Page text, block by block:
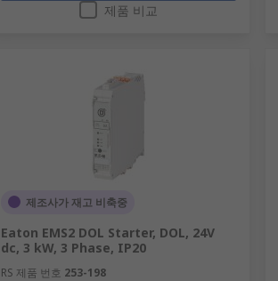
제품 비교
제조사가 재고 비축중
Eaton EMS2 DOL Starter, DOL, 24V
dc, 3 kW, 3 Phase, IP20
RS 제품 번호 253-198